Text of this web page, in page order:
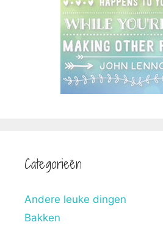
Categorieën
Andere leuke dingen
Bakken